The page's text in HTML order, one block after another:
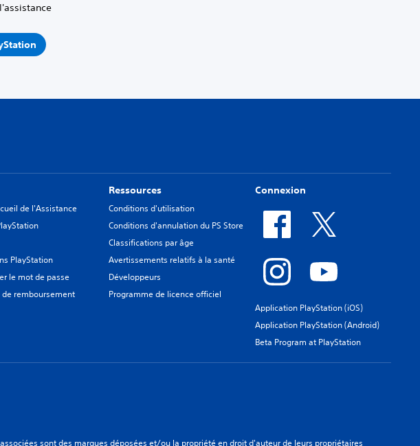
de l'Assistance
PlayStation
le mot de passe
de remboursement
Ressources
Conditions d'utilisation
Conditions d'annulation du PS Store
Classifications par âge
Avertissements relatifs à la santé
Développeurs
Programme de licence officiel
Connexion
Application PlayStation (iOS)
Application PlayStation (Android)
Beta Program at PlayStation
sont des marques déposées et/ou la propriété en droit d'auteur de leurs propriétaires